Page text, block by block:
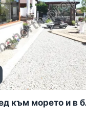
към морето и в